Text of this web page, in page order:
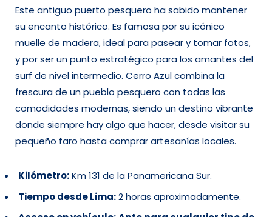
Este antiguo puerto pesquero ha sabido mantener
su encanto histórico. Es famosa por su icónico
muelle de madera, ideal para pasear y tomar fotos,
y por ser un punto estratégico para los amantes del
surf de nivel intermedio. Cerro Azul combina la
frescura de un pueblo pesquero con todas las
comodidades modernas, siendo un destino vibrante
donde siempre hay algo que hacer, desde visitar su
pequeño faro hasta comprar artesanías locales.
Kilómetro:Km 131 de la Panamericana Sur.
Tiempo desde Lima:2 horas aproximadamente.